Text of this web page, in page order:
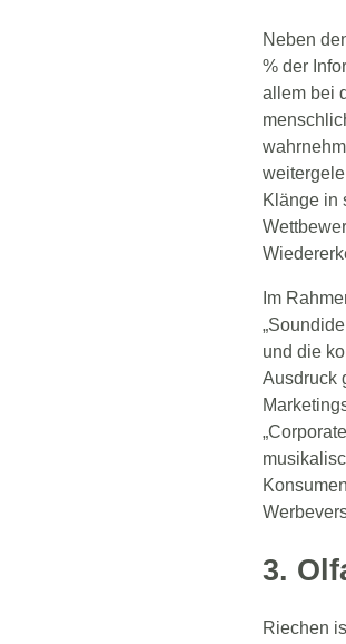
Neben
% der
allem bei
Klänge in
Im
und die
Ausdruck
3.
Riechen